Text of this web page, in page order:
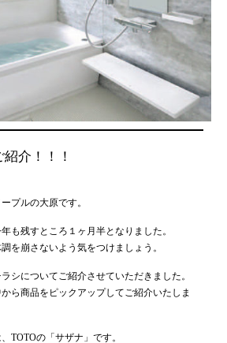
介！！！
プルの大原です。
も残すところ１ヶ月半となりました。
を崩さないよう気をつけましょう。
シについてご紹介させていただきました。
ら商品をピックアップしてご紹介いたしま
TOTOの「サザナ」です。